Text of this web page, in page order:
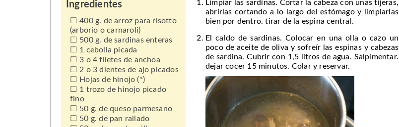
Ingredientes
400 g. de arroz para risotto
(arborio o carnaroli)
500 g. de sardinas enteras
1 cebolla picada
3 o 4 filetes de anchoa
2 o 3 dientes de ajo picados
Hojas de hinojo (*)
1 trozo de hinojo picado
fino
50 g. de queso parmesano
50 g. de pan rallado
Limpiar las sardinas. Cortar la cabeza con unas tijeras,
abrirlas cortando a lo largo del estómago y limpiarlas
bien por dentro. tirar de la espina central.
El caldo de sardinas. Colocar en una olla o cazo un
poco de aceite de oliva y sofreír las espinas y cabezas
de sardina. Cubrir con 1,5 litros de agua. Salpimentar.
dejar cocer 15 minutos. Colar y reservar.